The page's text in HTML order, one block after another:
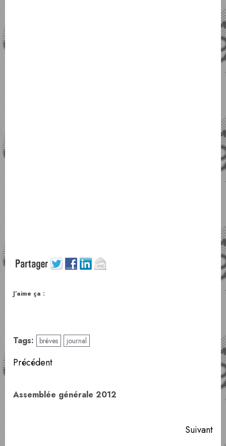
J’aime ça :
Tags: brèves journal
Navigation
Précédent
Assemblée générale 2012
Suivant